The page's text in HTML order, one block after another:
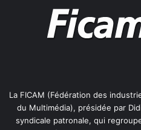
La FICAM (Fédération des
du Multimédia), présidée par
syndicale patronale, qui